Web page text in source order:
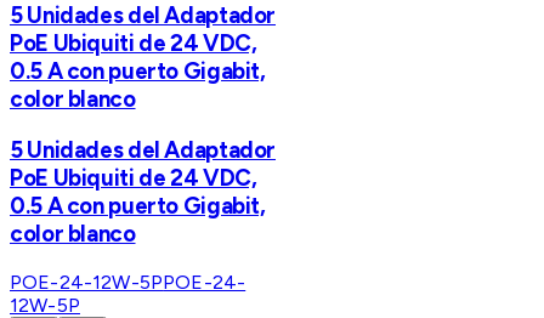
5 Unidades del Adaptador
PoE Ubiquiti de 24 VDC,
0.5 A con puerto Gigabit,
color blanco
5 Unidades del Adaptador
PoE Ubiquiti de 24 VDC,
0.5 A con puerto Gigabit,
color blanco
POE-24-12W-5PPOE-24-
12W-5P